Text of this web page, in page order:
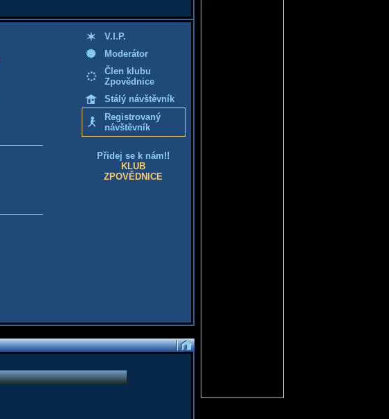
V.I.P.
Moderátor
Člen klubu
Zpovědnice
Stálý návštěvník
Registrovaný
návštěvník
Přidej se k nám!!
KLUB
ZPOVĚDNICE